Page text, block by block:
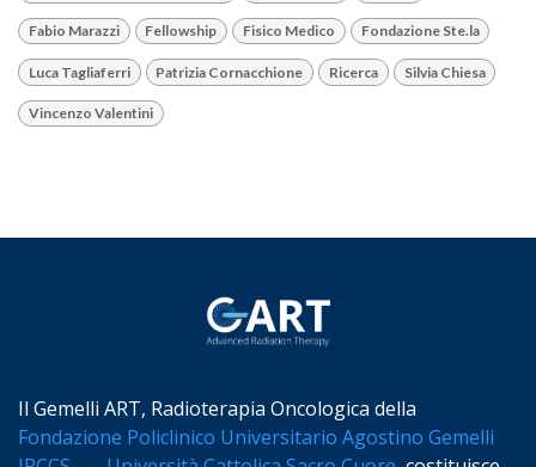
Fabio Marazzi Fellowship Fisico Medico Fondazione Ste.la
Luca Tagliaferri Patrizia Cornacchione Ricerca Silvia Chiesa
Vincenzo Valentini
Il Gemelli ART, Radioterapia Oncologica della
Fondazione Policlinico Universitario Agostino Gemelli